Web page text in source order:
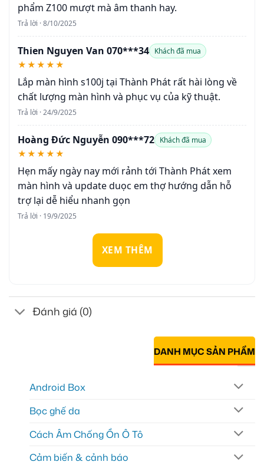
phẩm Z100 mượt mà âm thanh hay.
Trả lời · 8/10/2025
Thien Nguyen Van 070***34 Khách đã mua
★★★★★
Lắp màn hình s100j tại Thành Phát rất hài lòng về
chất lượng màn hình và phục vụ của kỹ thuật.
Trả lời · 24/9/2025
Hoàng Đức Nguyễn 090***72 Khách đã mua
★★★★★
Hẹn mấy ngày nay mới rảnh tới Thành Phát xem
màn hình và update duọc em thợ hướng dẫn hỗ
trợ lại dễ hiểu nhanh gọn
Trả lời · 19/9/2025
XEM THÊM
Đánh giá (0)
DANH MỤC SẢN PHẨM
Android Box
Bọc ghế da
Cách Âm Chống Ồn Ô Tô
Cảm biến & cảnh báo